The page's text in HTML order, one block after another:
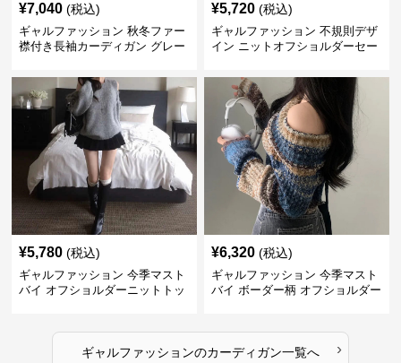
¥7,040 (税込)
ギャルファッション 秋冬ファー
襟付き長袖カーディガン グレー
¥5,720 (税込)
ギャルファッション 不規則デザ
イン ニットオフショルダーセー
¥5,780 (税込)
ギャルファッション 今季マスト
バイ オフショルダーニットトッ
¥6,320 (税込)
ギャルファッション 今季マスト
バイ ボーダー柄 オフショルダー
ギャルファッションのカーディガン一覧へ ›